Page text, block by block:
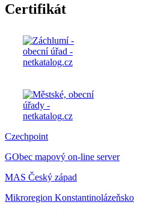
Certifikát
Czechpoint
GObec mapový on-line server
MAS Český západ
Mikroregion Konstantinolázeňsko